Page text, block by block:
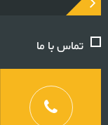
تماس با ما